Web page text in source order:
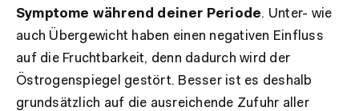
Symptome während deiner Periode. Unter- wie
auch Übergewicht haben einen negativen Einfluss
auf die Fruchtbarkeit, denn dadurch wird der
Östrogenspiegel gestört. Besser ist es deshalb
grundsätzlich auf die ausreichende Zufuhr aller